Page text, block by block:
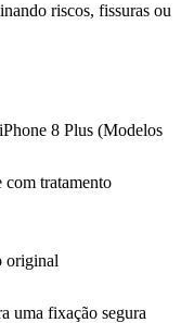
riscos, fissuras ou
8 Plus (Modelos
tratamento
original
uma fixação segura